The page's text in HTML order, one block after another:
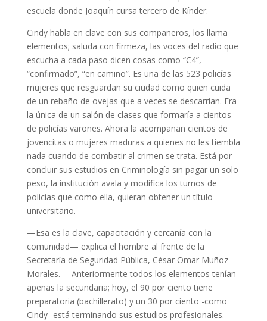
escuela donde Joaquín cursa tercero de Kínder.
Cindy habla en clave con sus compañeros, los llama
elementos; saluda con firmeza, las voces del radio que
escucha a cada paso dicen cosas como “C4”,
“confirmado”, “en camino”. Es una de las 523 policías
mujeres que resguardan su ciudad como quien cuida
de un rebaño de ovejas que a veces se descarrían. Era
la única de un salón de clases que formaría a cientos
de policías varones. Ahora la acompañan cientos de
jovencitas o mujeres maduras a quienes no les tiembla
nada cuando de combatir al crimen se trata. Está por
concluir sus estudios en Criminología sin pagar un solo
peso, la institución avala y modifica los turnos de
policías que como ella, quieran obtener un título
universitario.
—Esa es la clave, capacitación y cercanía con la
comunidad— explica el hombre al frente de la
Secretaría de Seguridad Pública, César Omar Muñoz
Morales. —Anteriormente todos los elementos tenían
apenas la secundaria; hoy, el 90 por ciento tiene
preparatoria (bachillerato) y un 30 por ciento -como
Cindy- está terminando sus estudios profesionales.